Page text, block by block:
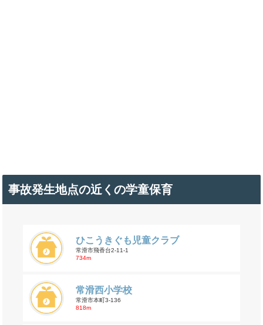
事故発生地点の近くの学童保育
ひこうきぐも児童クラブ
常滑市飛香台2-11-1
734m
常滑西小学校
常滑市本町3-136
818m